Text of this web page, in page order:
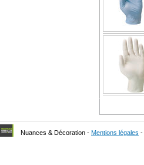
Nuances & Décoration - Mentions légales -